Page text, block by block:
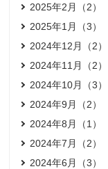
2025年2月（2）
2025年1月（3）
2024年12月（2）
2024年11月（2）
2024年10月（3）
2024年9月（2）
2024年8月（1）
2024年7月（2）
2024年6月（3）